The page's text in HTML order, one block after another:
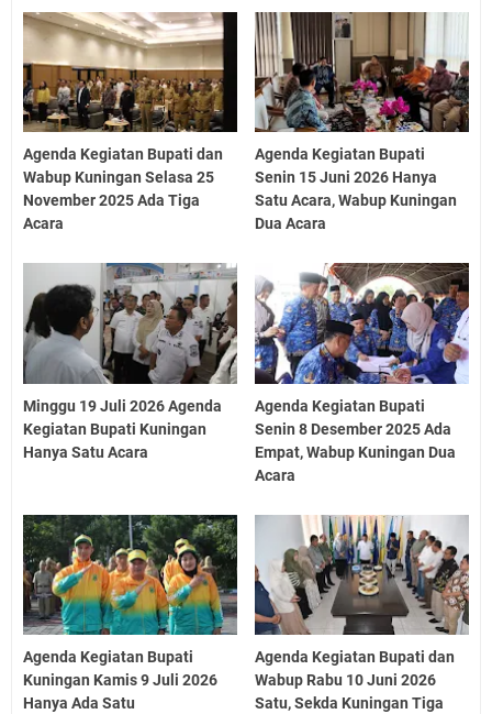
Agenda Kegiatan Bupati dan
Wabup Kuningan Selasa 25
November 2025 Ada Tiga
Acara
Agenda Kegiatan Bupati
Senin 15 Juni 2026 Hanya
Satu Acara, Wabup Kuningan
Dua Acara
Minggu 19 Juli 2026 Agenda
Kegiatan Bupati Kuningan
Hanya Satu Acara
Agenda Kegiatan Bupati
Senin 8 Desember 2025 Ada
Empat, Wabup Kuningan Dua
Acara
Agenda Kegiatan Bupati
Kuningan Kamis 9 Juli 2026
Hanya Ada Satu
Agenda Kegiatan Bupati dan
Wabup Rabu 10 Juni 2026
Satu, Sekda Kuningan Tiga